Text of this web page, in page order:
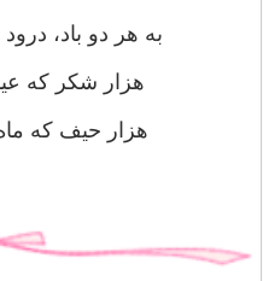
به هر دو باد،
هزار شکر که
هزار حیف که